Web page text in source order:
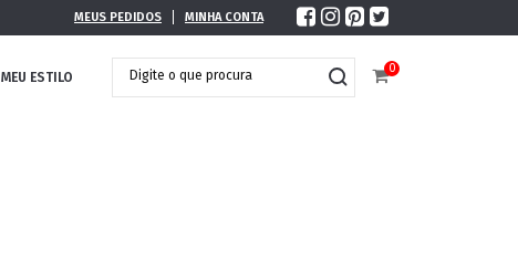
MEUS PEDIDOS MINHA CONTA
MEU ESTILO
0